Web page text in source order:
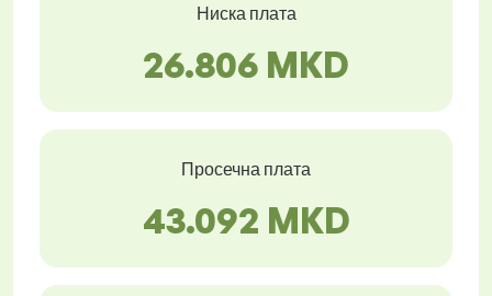
Ниска плата
26.806 MKD
Просечна плата
43.092 MKD